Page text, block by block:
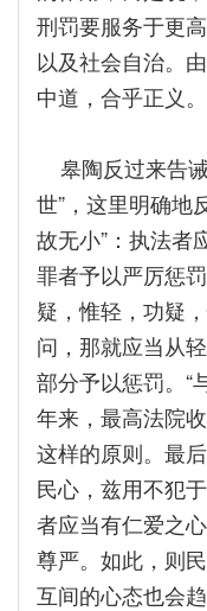
刑罚要服务于更
以及社会自治。
中道，合乎正义
皋陶反过来告
世”，这里明确地
故无小”：执法者
罪者予以严厉惩
疑，惟轻，功疑
问，那就应当从
部分予以惩罚。“
年来，最高法院
这样的原则。最
民心，兹用不犯
者应当有仁爱之
尊严。如此，则
互间的心态也会